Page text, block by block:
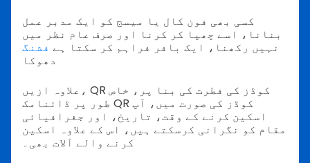
کسی بھی فون کال یا میسج کو ایک مدبر عمل
بنانا، اسے چھپا کر کرنا اور صرف عام نظر میں
نہیں رکھنا، ایک بافر فراہم کر سکتا ہے فشنگ
دھوکا
علاوہ ازیں، QR کوڈز کی فطرت کی بنا پر، خاص
طور پر ڈائنامک QR کوڈز کی صورت میں، آپ
اسکین کرنے کے وقت، تاریخ، اور جغرافیائی
مقام کو نگرانی کرسکتے ہیں، اس کے علاوہ اسکین
کرنے والے آلات بھی۔